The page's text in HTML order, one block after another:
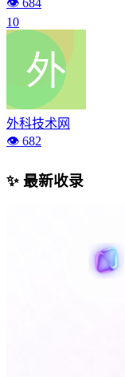
👁️ 684
10
外科技术网
👁️ 682
✨ 最新收录